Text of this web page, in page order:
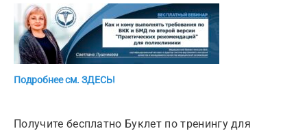
Подробнее см. ЗДЕСЬ!
Получите бесплатно Буклет по тренингу для